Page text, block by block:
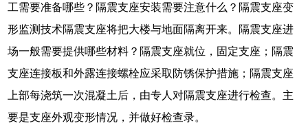
工需要准备哪些？隔震支座安装需要注意什么？隔震支座变
形监测技术隔震支座将把大楼与地面隔离开来。隔震支座进
场一般需要提供哪些材料？隔震支座就位，固定支座；隔震
支座连接板和外露连接螺栓应采取防锈保护措施；隔震支座
上部每浇筑一次混凝土后，由专人对隔震支座进行检查。主
要是支座外观变形情况，并做好检查录。